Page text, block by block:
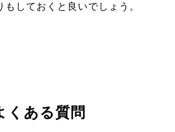
もしておくと良いでしょう。
くある質問